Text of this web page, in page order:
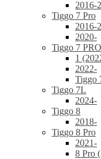
2016-
Tiggo 7 Pro
2016-
2020-
Tiggo 7
1
2022-
Tiggo
Tiggo 7L
2024-
Tiggo 8
2018-
Tiggo 8 Pro
2021-
8 Pro